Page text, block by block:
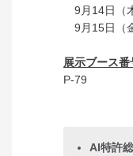
9月14日（
9月15日（
展示ブース番
P-79
AI特許